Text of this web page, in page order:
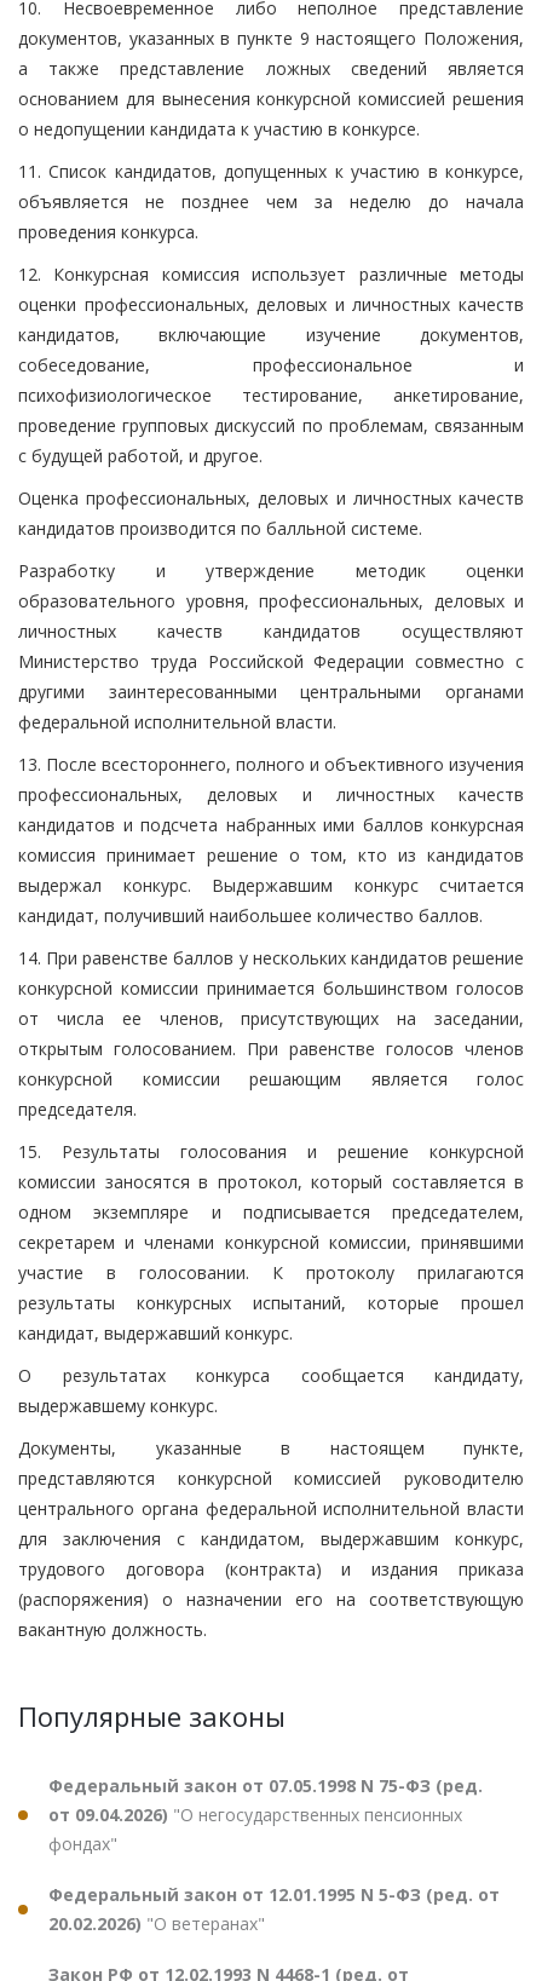
10. Несвоевременное либо неполное представление
документов, указанных в пункте 9 настоящего Положения,
а также представление ложных сведений является
основанием для вынесения конкурсной комиссией решения
о недопущении кандидата к участию в конкурсе.
11. Список кандидатов, допущенных к участию в конкурсе,
объявляется не позднее чем за неделю до начала
проведения конкурса.
12. Конкурсная комиссия использует различные методы
оценки профессиональных, деловых и личностных качеств
кандидатов, включающие изучение документов,
собеседование, профессиональное и
психофизиологическое тестирование, анкетирование,
проведение групповых дискуссий по проблемам, связанным
с будущей работой, и другое.
Оценка профессиональных, деловых и личностных качеств
кандидатов производится по балльной системе.
Разработку и утверждение методик оценки
образовательного уровня, профессиональных, деловых и
личностных качеств кандидатов осуществляют
Министерство труда Российской Федерации совместно с
другими заинтересованными центральными органами
федеральной исполнительной власти.
13. После всестороннего, полного и объективного изучения
профессиональных, деловых и личностных качеств
кандидатов и подсчета набранных ими баллов конкурсная
комиссия принимает решение о том, кто из кандидатов
выдержал конкурс. Выдержавшим конкурс считается
кандидат, получивший наибольшее количество баллов.
14. При равенстве баллов у нескольких кандидатов решение
конкурсной комиссии принимается большинством голосов
от числа ее членов, присутствующих на заседании,
открытым голосованием. При равенстве голосов членов
конкурсной комиссии решающим является голос
председателя.
15. Результаты голосования и решение конкурсной
комиссии заносятся в протокол, который составляется в
одном экземпляре и подписывается председателем,
секретарем и членами конкурсной комиссии, принявшими
участие в голосовании. К протоколу прилагаются
результаты конкурсных испытаний, которые прошел
кандидат, выдержавший конкурс.
О результатах конкурса сообщается кандидату,
выдержавшему конкурс.
Документы, указанные в настоящем пункте,
представляются конкурсной комиссией руководителю
центрального органа федеральной исполнительной власти
для заключения с кандидатом, выдержавшим конкурс,
трудового договора (контракта) и издания приказа
(распоряжения) о назначении его на соответствующую
вакантную должность.
Популярные законы
Федеральный закон от 07.05.1998 N 75-ФЗ (ред.
от 09.04.2026) "О негосударственных пенсионных
фондах"
Федеральный закон от 12.01.1995 N 5-ФЗ (ред. от
20.02.2026) "О ветеранах"
Закон РФ от 12.02.1993 N 4468-1 (ред. от